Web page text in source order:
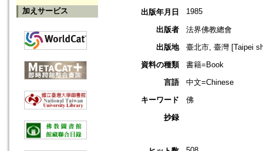
加えサービス
出版年月日
1985
出版者
法界佛教總會
出版地
臺北市, 臺灣 [Taipei
資料の種類
書籍=Book
言語
中文=Chinese
キーワード
佛
抄録